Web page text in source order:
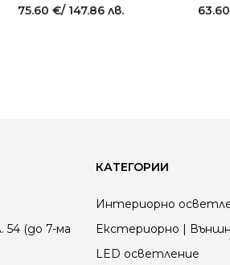
75.60 €/ 147.86 лв. 63.60
54 (до 7-ма
КАТЕГОРИИ
Интериорно
Екстериорно |
LED осветление